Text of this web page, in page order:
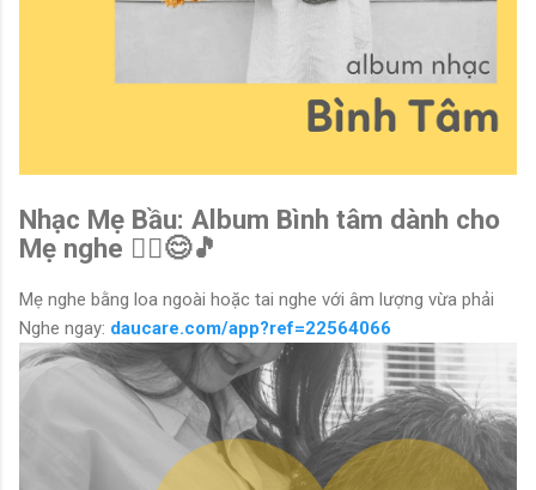
Nhạc Mẹ Bầu: Album Bình tâm dành cho
Mẹ nghe 🧘‍♀️😊🎵
Mẹ nghe bằng loa ngoài hoặc tai nghe với âm lượng vừa phải
Nghe ngay: daucare.com/app?ref=22564066